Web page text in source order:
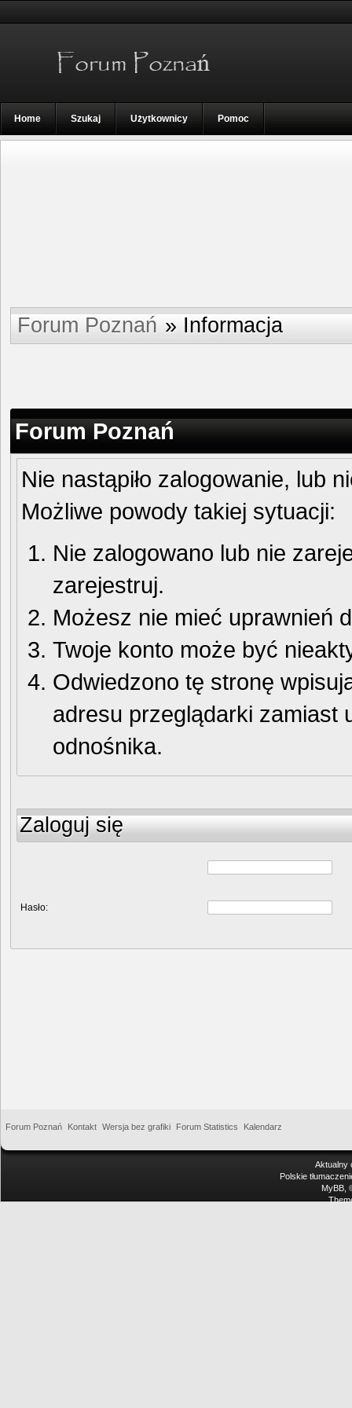
Home Szukaj Użytkownicy Pomoc
Forum Poznań » Informacja
Forum Poznań
Nie nastąpiło zalogowanie, lub
Możliwe powody takiej sytuacji:
Nie zalogowano lub nie
zarejestruj.
Możesz nie mieć uprawnień
Twoje konto może być
Odwiedzono tę stronę
adresu przeglądarki zamiast
odnośnika.
Zaloguj się
Hasło:
Forum Poznań Kontakt Wersja bez grafiki Forum Statistics Kalendarz
Aktualny
Polskie
MyBB